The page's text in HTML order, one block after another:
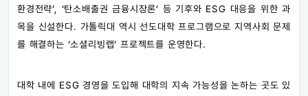
환경전략’, ‘탄소배출권 금융시장론’ 등 기후와 ESG 대응을 위한 과
목을 신설한다. 가톨릭대 역시 선도대학 프로그램으로 지역사회 문제
를 해결하는 ‘소셜리빙랩’ 프로젝트를 운영한다.
대학 내에 ESG 경영을 도입해 대학의 지속 가능성을 논하는 곳도 있